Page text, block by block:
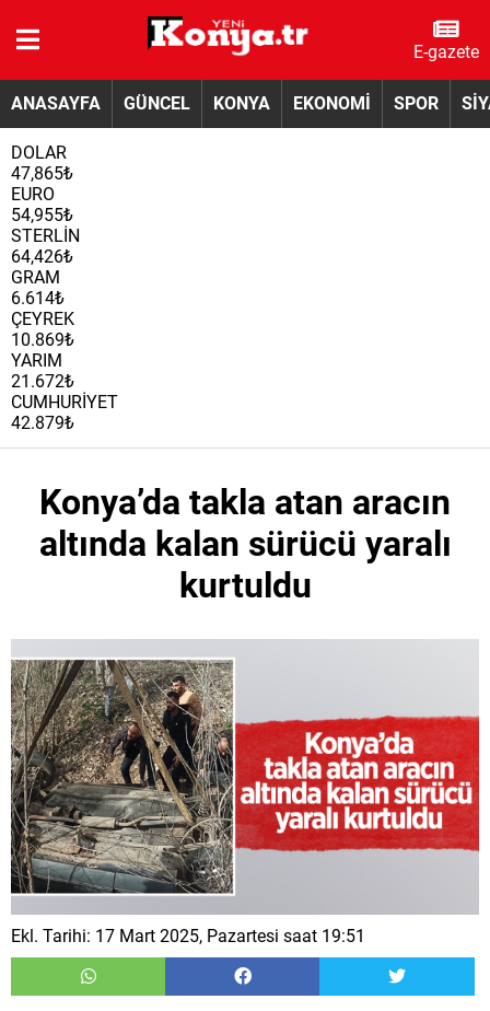
E-gazete
ANASAYFA GÜNCEL KONYA EKONOMİ SPOR
DOLAR
47,865₺
EURO
54,955₺
STERLİN
64,426₺
GRAM
6.614₺
ÇEYREK
10.869₺
YARIM
21.672₺
CUMHURİYET
42.879₺
Konya’da takla atan aracın
altında kalan sürücü yaralı
kurtuldu
Ekl. Tarihi: 17 Mart 2025, Pazartesi saat 19:51